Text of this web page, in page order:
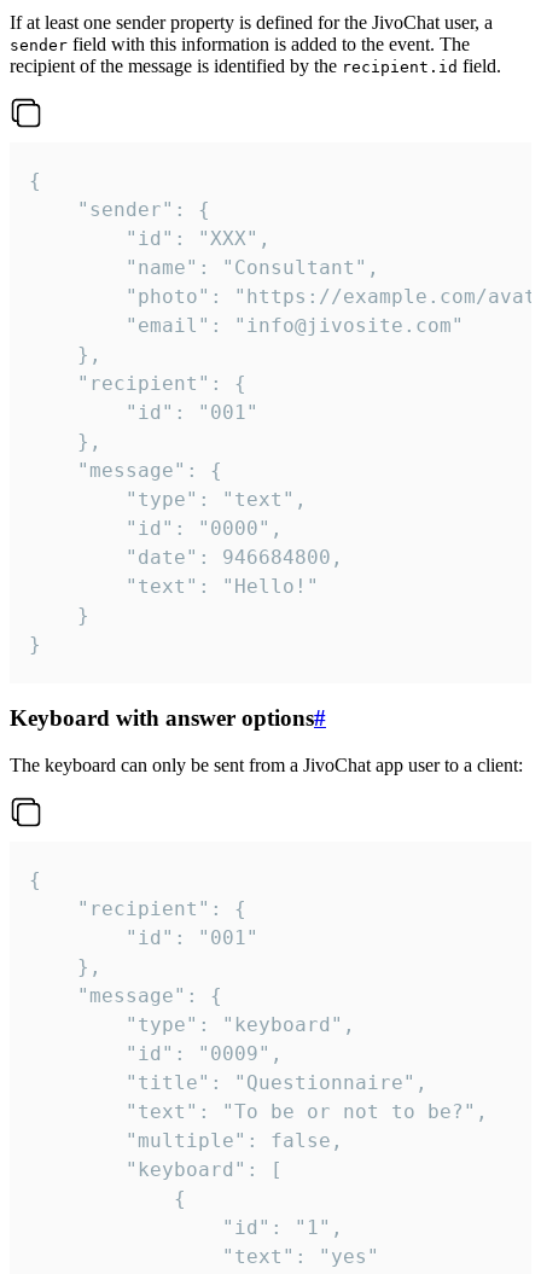
If at least one sender property is defined for the JivoChat user, a
sender field with this information is added to the event. The
recipient of the message is identified by the recipient.id field.
{
}
Keyboard with answer options#
The keyboard can only be sent from a JivoChat app user to a client:
{